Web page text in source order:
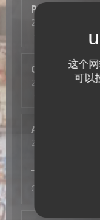
这个
可以
Pascal
2026-01-10
: 4
Cécilia
L
2026-01-10-
Alan
2026-01-09
-
Comme tjs,